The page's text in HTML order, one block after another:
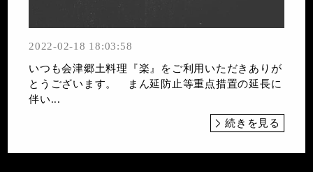
2022-02-18 18:03:58
いつも会津郷土料理『楽』をご利用いただきありが
とうございます。 まん延防止等重点措置の延長に
伴い...
続きを見る